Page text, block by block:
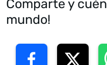
Comparte y
mundo!